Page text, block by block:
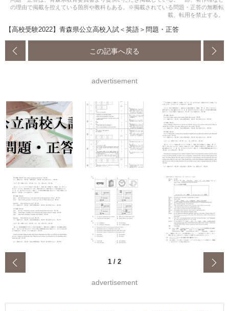
の理由で掲載を控えている箇所や教科もある。※掲載されている問題・正答の無断転
載、転用を禁止する。
【高校受験2022】青森県公立高校入試＜英語＞問題・正答
この記事へ戻る
advertisement
1 / 2
advertisement